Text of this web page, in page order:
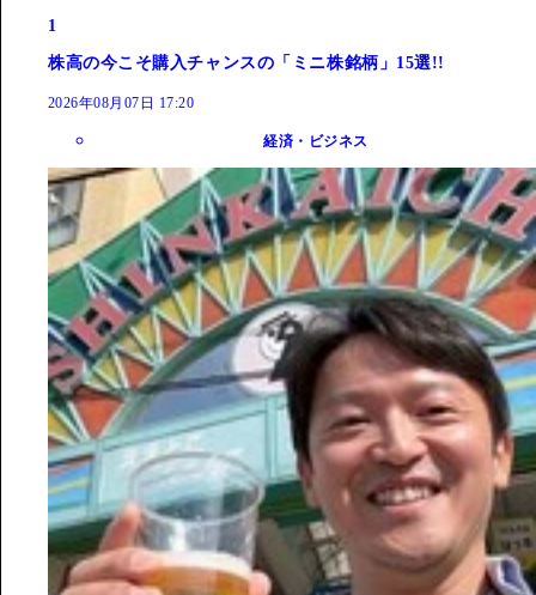
1
株高の今こそ購入チャンスの「ミニ株銘柄」15選!!
2026年08月07日 17:20
経済・ビジネス